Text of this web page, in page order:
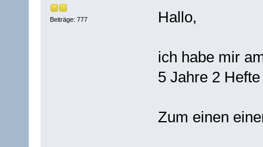
Beiträge: 777 Hallo,
ich habe mir
5 Jahre 2
Zum einen